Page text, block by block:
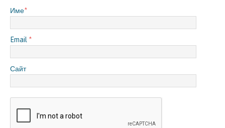
Име*
Email *
Сайт